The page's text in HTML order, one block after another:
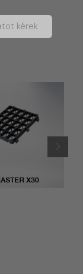
kérek